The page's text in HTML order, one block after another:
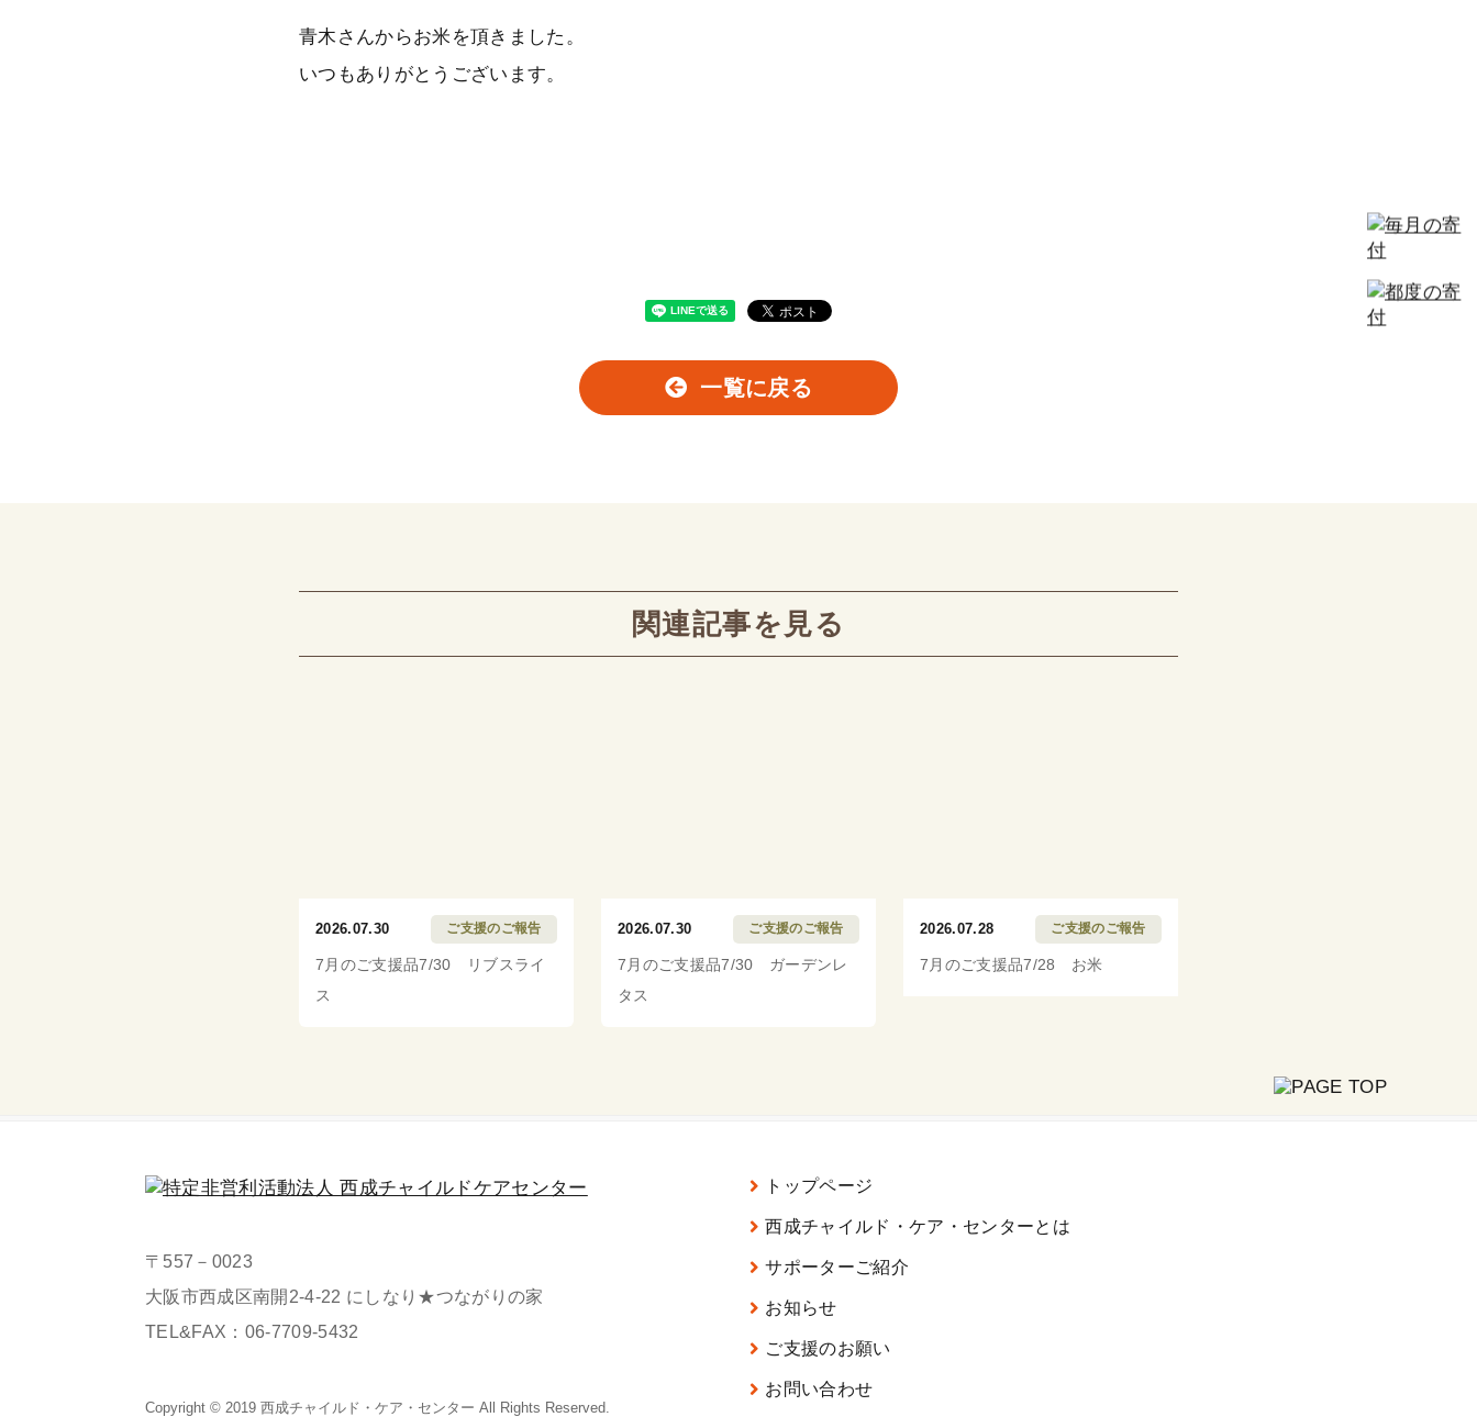
青木さんからお米を頂きました。
いつもありがとうございます。
一覧に戻る
関連記事を見る
2026.07.30 ご支援のご報告
7月のご支援品7/30 リブスライ
ス
2026.07.30 ご支援のご報告
7月のご支援品7/30 ガーデンレ
タス
2026.07.28 ご支援のご報告
7月のご支援品7/28 お米
〒557－0023
大阪市西成区南開2-4-22 にしなり★つながりの家
TEL&FAX： 06-7709-5432
Copyright © 2019 西成チャイルド・ ケア・センター All Rights Reserved.
トップページ
西成チャイルド・ケア・センターとは
サポーターご紹介
お知らせ
ご支援のお願い
お問い合わせ